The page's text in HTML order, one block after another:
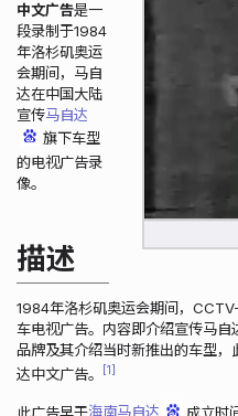
中文广告是一
段录制于1984
年洛杉矶奥运
会期间，马自
达在中国大陆
宣传马自达
旗下车型
的电视广告录
像。
描述
1984年洛杉矶奥运会期间，
车电视广告。内容即介绍宣传马
品牌及其介绍当时新推出的车型
达中文广告。
1
此广告早于海南马自达
成立时